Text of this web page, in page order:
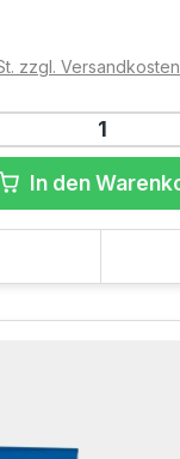
zzgl. Versandkosten
In den